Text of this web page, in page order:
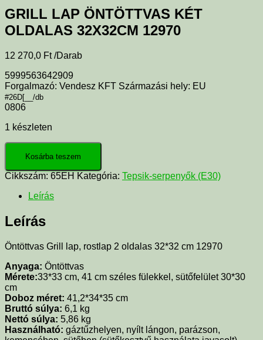
GRILL LAP ÖNTÖTTVAS KÉT
OLDALAS 32X32CM 12970
12 270,0 Ft /Darab
5999563642909
Forgalmazó: Vendesz KFT Származási hely: EU
#26D[__/db
0806
1 készleten
Kosárba teszem
Cikkszám: 65EH Kategória: Tepsik-serpenyők (E30)
Leírás
Leírás
Öntöttvas Grill lap, rostlap 2 oldalas 32*32 cm 12970
Anyaga: Öntöttvas
Mérete:33*33 cm, 41 cm széles fülekkel, sütőfelület 30*30
cm
Doboz méret: 41,2*34*35 cm
Bruttó súlya: 6,1 kg
Nettó súlya: 5,86 kg
Használható: gáztűzhelyen, nyílt lángon, parázson,